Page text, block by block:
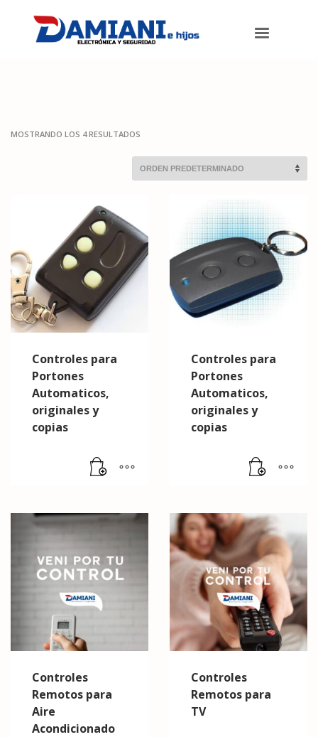
Remotos
MOSTRANDO LOS 4 RESULTADOS
Controles para
Portones
Automaticos,
originales y
copias
Controles para
Portones
Automaticos,
originales y
copias
Controles
Remotos para
Aire
Acondicionado
Controles
Remotos para
TV